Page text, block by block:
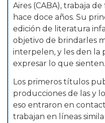
Aires (CABA), trabaja
hace doce años. Su
edición de literatura
objetivo de brindarles
interpelen, y les den la
expresar lo que sienten.
Los primeros títulos
producciones de las y
eso entraron en
trabajan en líneas